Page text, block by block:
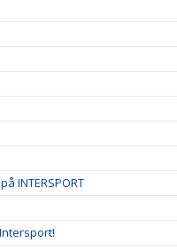
INTERSPORT